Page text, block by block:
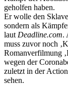
geholfen haben.
Er wolle den
sondern als
laut Deadline.com.
muss zuvor noch
Romanverfilmung
wegen der
zuletzt in der
sehen.